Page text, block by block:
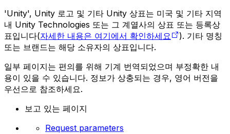
'Unity', Unity 로고 및 기타 Unity 상표는 미국 및 기타 지역
내 Unity Technologies 또는 그 계열사의 상표 또는 등록상
표입니다(자세한 내용은 여기에서 확인하세요
). 기타 명칭
또는 브랜드는 해당 소유자의 상표입니다.
일부 페이지는 편의를 위해 기계 번역되었으며 부정확한 내
용이 있을 수 있습니다. 정보가 상충되는 경우, 영어 버전을
우선으로 참조하세요.
보고 있는 페이지
Request parameters